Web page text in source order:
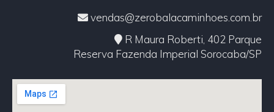
vendas@zerobalacaminhoes.com.br
R Maura Roberti, 402 Parque
Reserva Fazenda Imperial Sorocaba/SP